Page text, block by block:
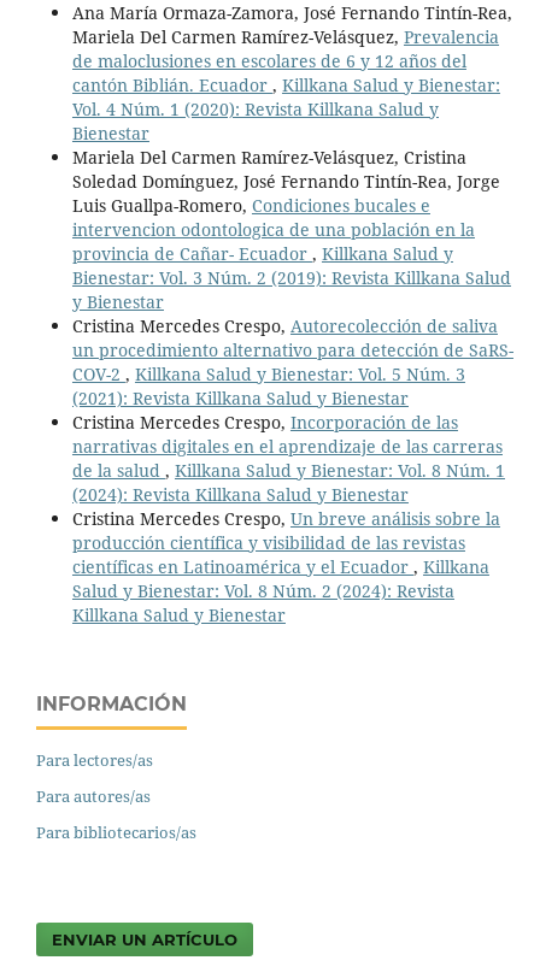
Ana María Ormaza-Zamora, José Fernando Tintín-Rea,
Mariela Del Carmen Ramírez-Velásquez, Prevalencia
de maloclusiones en escolares de 6 y 12 años del
cantón Biblián. Ecuador , Killkana Salud y Bienestar:
Vol. 4 Núm. 1 (2020): Revista Killkana Salud y
Bienestar
Mariela Del Carmen Ramírez-Velásquez, Cristina
Soledad Domínguez, José Fernando Tintín-Rea, Jorge
Luis Guallpa-Romero, Condiciones bucales e
intervencion odontologica de una población en la
provincia de Cañar- Ecuador , Killkana Salud y
Bienestar: Vol. 3 Núm. 2 (2019): Revista Killkana Salud
y Bienestar
Cristina Mercedes Crespo, Autorecolección de saliva
un procedimiento alternativo para detección de SaRS-
COV-2 , Killkana Salud y Bienestar: Vol. 5 Núm. 3
(2021): Revista Killkana Salud y Bienestar
Cristina Mercedes Crespo, Incorporación de las
narrativas digitales en el aprendizaje de las carreras
de la salud , Killkana Salud y Bienestar: Vol. 8 Núm. 1
(2024): Revista Killkana Salud y Bienestar
Cristina Mercedes Crespo, Un breve análisis sobre la
producción científica y visibilidad de las revistas
científicas en Latinoamérica y el Ecuador , Killkana
Salud y Bienestar: Vol. 8 Núm. 2 (2024): Revista
Killkana Salud y Bienestar
INFORMACIÓN
Para lectores/as
Para autores/as
Para bibliotecarios/as
ENVIAR UN ARTÍCULO